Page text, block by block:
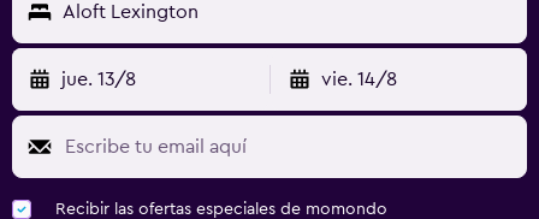
Aloft Lexington
jue. 13/8 vie. 14/8
Recibir las ofertas especiales de momondo